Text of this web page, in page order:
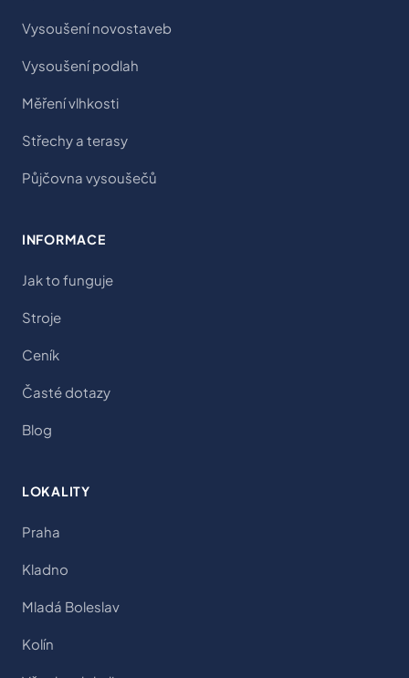
Vysoušení novostaveb
Vysoušení podlah
Měření vlhkosti
Střechy a terasy
Půjčovna vysoušečů
INFORMACE
Jak to funguje
Stroje
Ceník
Časté dotazy
Blog
LOKALITY
Praha
Kladno
Mladá Boleslav
Kolín